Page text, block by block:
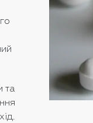
та